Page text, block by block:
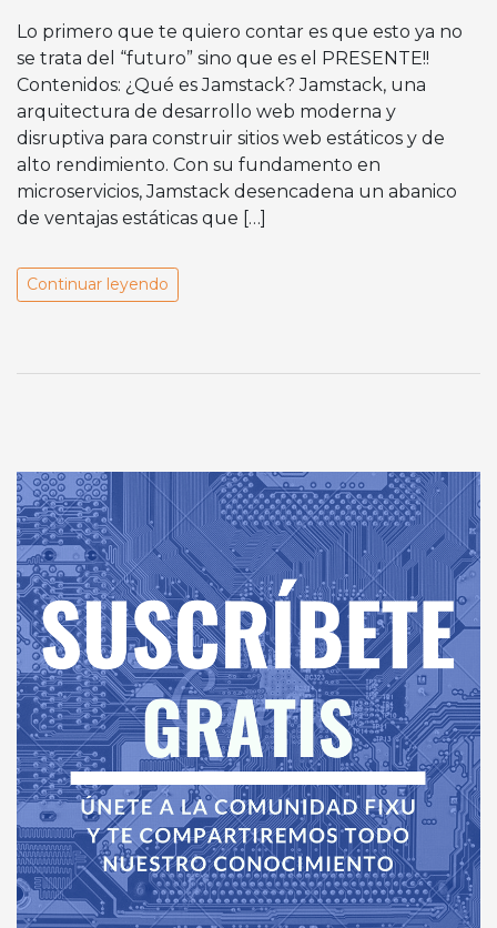
Lo primero que te quiero contar es que esto ya no
se trata del “futuro” sino que es el PRESENTE!!
Contenidos: ¿Qué es Jamstack? Jamstack, una
arquitectura de desarrollo web moderna y
disruptiva para construir sitios web estáticos y de
alto rendimiento. Con su fundamento en
microservicios, Jamstack desencadena un abanico
de ventajas estáticas que […]
Continuar leyendo